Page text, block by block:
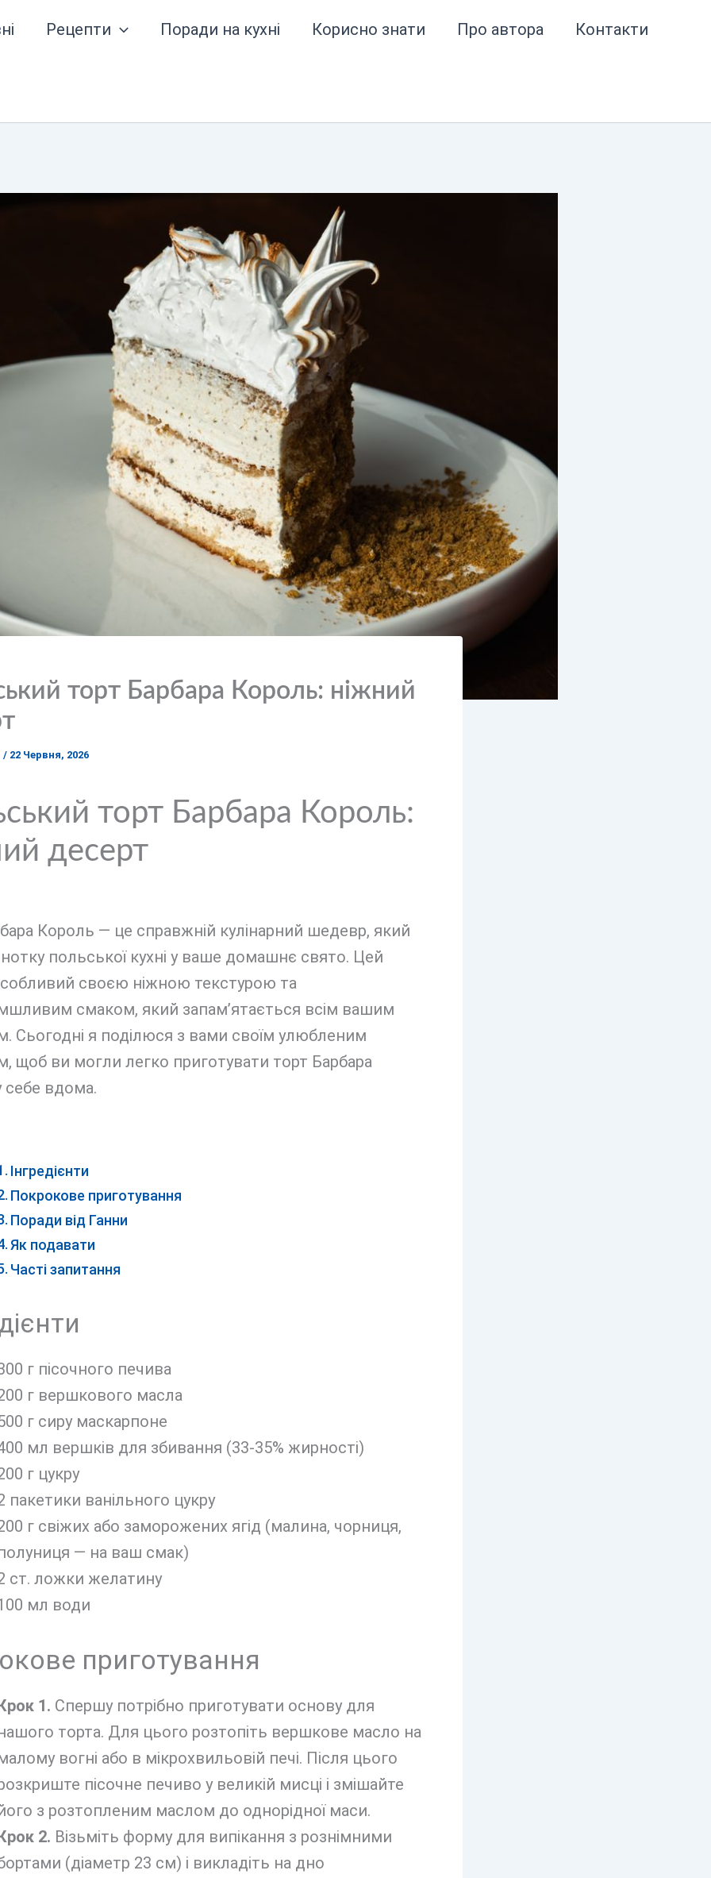
Рецепти Поради на кухні Корисно знати Про автора Контакти
торт Барбара Король: ніжний
/ 22 Червня, 2026
торт Барбара Король:
десерт
Король — це справжній кулінарний шедевр, який
польської кухні у ваше домашнє свято. Цей
своєю ніжною текстурою та
смаком, який запам’ятається всім вашим
Сьогодні я поділюся з вами своїм улюбленим
щоб ви могли легко приготувати торт Барбара
себе вдома.
Інгредієнти
Покрокове приготування
Поради від Ганни
Як подавати
Часті запитання
г пісочного печива
г вершкового масла
г сиру маскарпоне
мл вершків для збивання (33-35% жирності)
г цукру
пакетики ванільного цукру
г свіжих або заморожених ягід (малина, чорниця,
— на ваш смак)
ст. ложки желатину
мл води
приготування
1. Спершу потрібно приготувати основу для
торта. Для цього розтопіть вершкове масло на
вогні або в мікрохвильовій печі. Після цього
пісочне печиво у великій мисці і змішайте
з розтопленим маслом до однорідної маси.
2. Візьміть форму для випікання з рознімними
(діаметр 23 см) і викладіть на дно